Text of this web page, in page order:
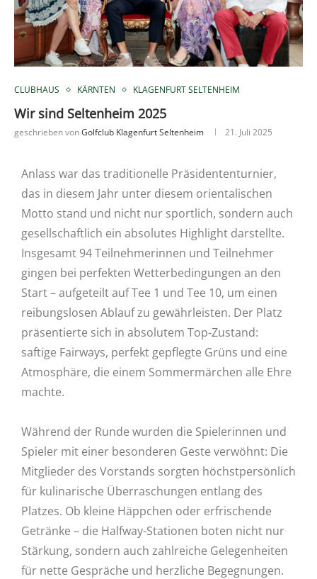
CLUBHAUS KÄRNTEN KLAGENFURT SELTENHEIM
Wir sind Seltenheim 2025
geschrieben vonGolfclub Klagenfurt Seltenheim 21. Juli 2025
Anlass war das traditionelle Präsidententurnier,
das in diesem Jahr unter diesem orientalischen
Motto stand und nicht nur sportlich, sondern auch
gesellschaftlich ein absolutes Highlight darstellte.
Insgesamt 94 Teilnehmerinnen und Teilnehmer
gingen bei perfekten Wetterbedingungen an den
Start – aufgeteilt auf Tee 1 und Tee 10, um einen
reibungslosen Ablauf zu gewährleisten. Der Platz
präsentierte sich in absolutem Top-Zustand:
saftige Fairways, perfekt gepflegte Grüns und eine
Atmosphäre, die einem Sommermärchen alle Ehre
machte.
Während der Runde wurden die Spielerinnen und
Spieler mit einer besonderen Geste verwöhnt: Die
Mitglieder des Vorstands sorgten höchstpersönlich
für kulinarische Überraschungen entlang des
Platzes. Ob kleine Häppchen oder erfrischende
Getränke – die Halfway-Stationen boten nicht nur
Stärkung, sondern auch zahlreiche Gelegenheiten
für nette Gespräche und herzliche Begegnungen.